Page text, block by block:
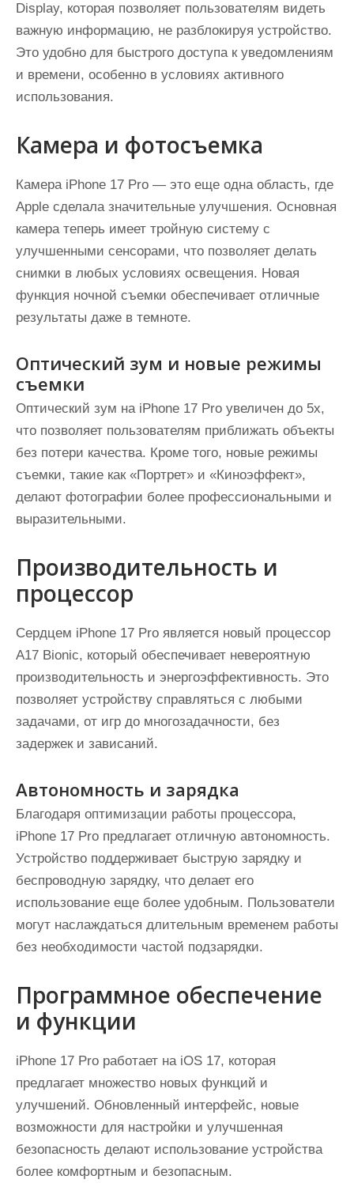
Display, которая позволяет пользователям видеть
важную информацию, не разблокируя устройство.
Это удобно для быстрого доступа к уведомлениям
и времени, особенно в условиях активного
использования.
Камера и фотосъемка
Камера iPhone 17 Pro — это еще одна область, где
Apple сделала значительные улучшения. Основная
камера теперь имеет тройную систему с
улучшенными сенсорами, что позволяет делать
снимки в любых условиях освещения. Новая
функция ночной съемки обеспечивает отличные
результаты даже в темноте.
Оптический зум и новые режимы
съемки
Оптический зум на iPhone 17 Pro увеличен до 5x,
что позволяет пользователям приближать объекты
без потери качества. Кроме того, новые режимы
съемки, такие как «Портрет» и «Киноэффект»,
делают фотографии более профессиональными и
выразительными.
Производительность и
процессор
Сердцем iPhone 17 Pro является новый процессор
A17 Bionic, который обеспечивает невероятную
производительность и энергоэффективность. Это
позволяет устройству справляться с любыми
задачами, от игр до многозадачности, без
задержек и зависаний.
Автономность и зарядка
Благодаря оптимизации работы процессора,
iPhone 17 Pro предлагает отличную автономность.
Устройство поддерживает быструю зарядку и
беспроводную зарядку, что делает его
использование еще более удобным. Пользователи
могут наслаждаться длительным временем работы
без необходимости частой подзарядки.
Программное обеспечение
и функции
iPhone 17 Pro работает на iOS 17, которая
предлагает множество новых функций и
улучшений. Обновленный интерфейс, новые
возможности для настройки и улучшенная
безопасность делают использование устройства
более комфортным и безопасным.